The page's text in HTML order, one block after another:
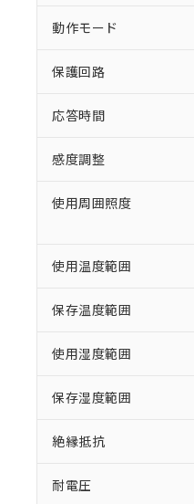
動作モード
保護回路
応答時間
感度調整
使用周囲照度
使用温度範囲
保存温度範囲
使用湿度範囲
保存湿度範囲
絶縁抵抗
耐電圧